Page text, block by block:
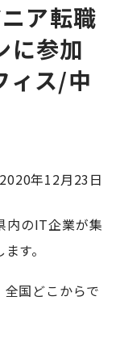
ア転職
に参加
ィス/中
2020年12月23日
内のIT企業が集
す。
国どこからで